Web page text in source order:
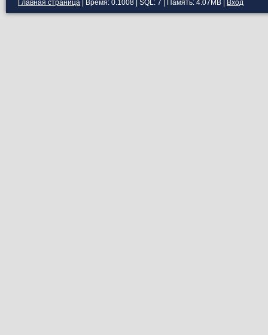
Главная страница | Время: 0.1008 | SQL: 7 | Память: 4.07MB Вход